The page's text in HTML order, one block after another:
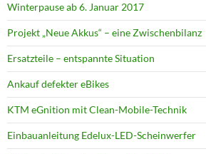
Winterpause ab 6. Januar 2017
Projekt „Neue Akkus“ – eine Zwischenbilanz
Ersatzteile – entspannte Situation
Ankauf defekter eBikes
KTM eGnition mit Clean-Mobile-Technik
Einbauanleitung Edelux-LED-Scheinwerfer